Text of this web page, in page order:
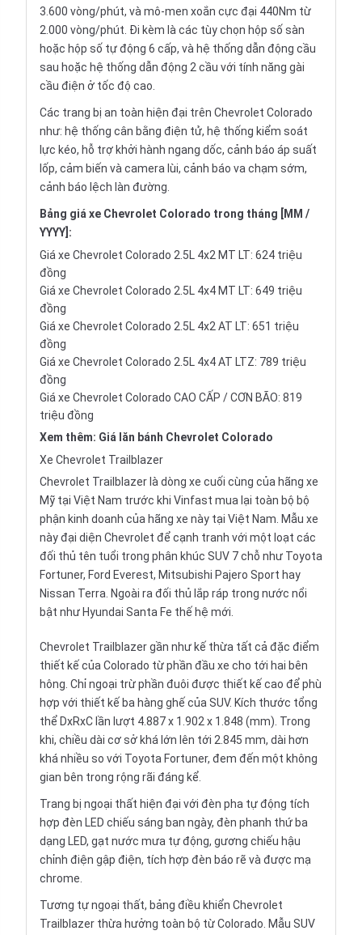
3.600 vòng/phút, và mô-men xoắn cực đại 440Nm từ
2.000 vòng/phút. Đi kèm là các tùy chọn hộp số sàn
hoặc hộp số tự động 6 cấp, và hệ thống dẫn động cầu
sau hoặc hệ thống dẫn động 2 cầu với tính năng gài
cầu điện ở tốc độ cao.
Các trang bị an toàn hiện đại trên Chevrolet Colorado
như: hệ thống cân bằng điện tử, hệ thống kiểm soát
lực kéo, hỗ trợ khởi hành ngang dốc, cảnh báo áp suất
lốp, cảm biến và camera lùi, cảnh báo va chạm sớm,
cảnh báo lệch làn đường.
Bảng giá xe Chevrolet Colorado trong tháng [MM /
YYYY]:
Giá xe Chevrolet Colorado 2.5L 4x2 MT LT: 624 triệu
đồng
Giá xe Chevrolet Colorado 2.5L 4x4 MT LT: 649 triệu
đồng
Giá xe Chevrolet Colorado 2.5L 4x2 AT LT: 651 triệu
đồng
Giá xe Chevrolet Colorado 2.5L 4x4 AT LTZ: 789 triệu
đồng
Giá xe Chevrolet Colorado CAO CẤP / CƠN BÃO: 819
triệu đồng
Xem thêm: Giá lăn bánh Chevrolet Colorado
Xe Chevrolet Trailblazer
Chevrolet Trailblazer là dòng xe cuối cùng của hãng xe
Mỹ tại Việt Nam trước khi Vinfast mua lại toàn bộ bộ
phận kinh doanh của hãng xe này tại Việt Nam. Mẫu xe
này đại diện Chevrolet để cạnh tranh với một loạt các
đối thủ tên tuổi trong phân khúc SUV 7 chỗ như Toyota
Fortuner, Ford Everest, Mitsubishi Pajero Sport hay
Nissan Terra. Ngoài ra đối thủ lắp ráp trong nước nổi
bật như Hyundai Santa Fe thế hệ mới.
Chevrolet Trailblazer gần như kế thừa tất cả đặc điểm
thiết kế của Colorado từ phần đầu xe cho tới hai bên
hông. Chỉ ngoại trừ phần đuôi được thiết kế cao để phù
hợp với thiết kế ba hàng ghế của SUV. Kích thước tổng
thể DxRxC lần lượt 4.887 x 1.902 x 1.848 (mm). Trong
khi, chiều dài cơ sở khá lớn lên tới 2.845 mm, dài hơn
khá nhiều so với Toyota Fortuner, đem đến một không
gian bên trong rộng rãi đáng kể.
Trang bị ngoại thất hiện đại với đèn pha tự động tích
hợp đèn LED chiếu sáng ban ngày, đèn phanh thứ ba
dạng LED, gạt nước mưa tự động, gương chiếu hậu
chỉnh điện gập điện, tích hợp đèn báo rẽ và được mạ
chrome.
Tương tự ngoại thất, bảng điều khiển Chevrolet
Trailblazer thừa hưởng toàn bộ từ Colorado. Mẫu SUV